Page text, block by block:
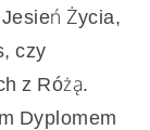
Życia,
czy
z Różą.
Dyplomem